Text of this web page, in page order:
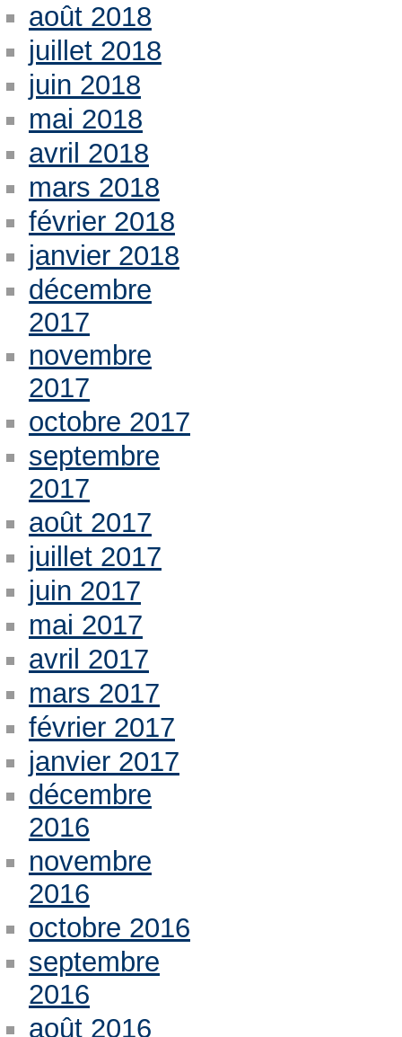
août 2018
juillet 2018
juin 2018
mai 2018
avril 2018
mars 2018
février 2018
janvier 2018
décembre
2017
novembre
2017
octobre 2017
septembre
2017
août 2017
juillet 2017
juin 2017
mai 2017
avril 2017
mars 2017
février 2017
janvier 2017
décembre
2016
novembre
2016
octobre 2016
septembre
2016
août 2016